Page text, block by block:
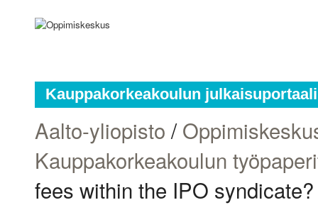
Kauppakorkeakoulun julkaisuportaali
Aalto-yliopisto /
Kauppakorkeakoulun
fees within the IPO syndicate?